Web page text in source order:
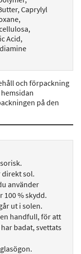
Caprylyl
Acid,
och förpackning
på den
direkt sol.
använder
100 % skydd.
ut i solen.
handfull, för att
badat, svettats